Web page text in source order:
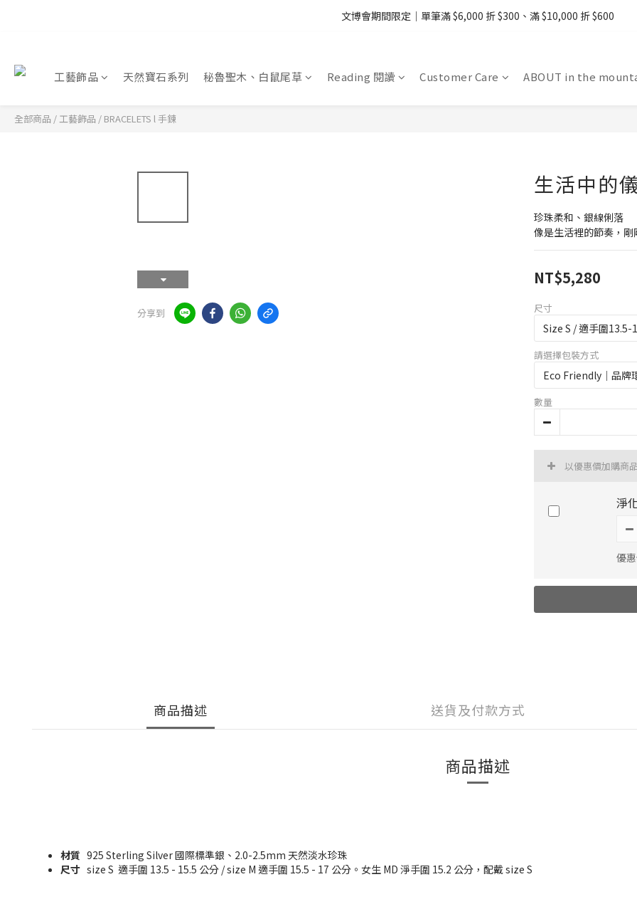
08/07 - 09  台灣下單即免運 ・港澳滿 USD99、新加坡滿 USD199 免運
文博會期間限定｜單筆滿 $6,000 折 $300、滿 $10,000 折 $600
工藝飾品 天然寶石系列 秘魯聖木、白鼠尾草 Reading 閱讀 Customer Care ABOUT in the
全部商品 /工藝飾品 / BRACELETS l 手鍊
分享到
生活中的
珍珠柔和、銀線俐落
像是生活裡的節奏，
NT$5,280
尺寸
請選擇包裝方式
數量
以優惠價加購商
淨
優
商品描述 送貨及付款方式
商品描述
材質 925 Sterling Silver 國際標準銀、2.0-2.5mm 天然淡水珍珠
尺寸 size S 適手圍 13.5 - 15.5 公分 / size M 適手圍 15.5 - 17 公分。女生 MD 淨手圍 15.2 公分，配戴size S